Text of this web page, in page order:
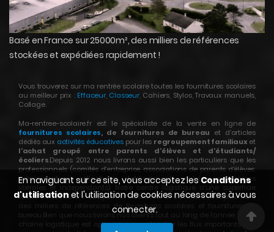
En naviguant sur ce site, vous acceptez les Conditions
d'utilisation et l'utilisation de cookies nécessaires à vous
connecter.
Basé en France sur 25000m², des milliers de références
stockées et expédiées rapidement !
Vous trouverez sur ma rentrée scolaire toutes les fournitures scolaires
au meilleur prix : Effaceur, Classeur, Cahiers, Stylos, Travaux manuels,
Collage.
Ma-rentree-scolaire.fr est le spécialiste de la vente en ligne de
fournitures scolaires, de fournitures de bureau et d’articles
dédiés aux activités éducativespour les regroupement familiaux et
l'achat groupé entre parents d'élèves et d'étudiants/
écoliers.Depuis 2012 nous livrons aussi bien les particuliers que les
professionnels (comités d’entreprise, associations de parents d’élèves,
administrations, collectivités, établissements scolaires, professions
libérales et indépendants). Notre centre logistique d’une superficie
totale de 25000m² nous permet de stocker et de livrer très rapidement
des milliers de références defournitures scolaires et fournitures de
bureau .Bien que nous livrons nos clients tout au long de l’année, notre
chaîne logistique est optimisée pour absorber les flux importants des